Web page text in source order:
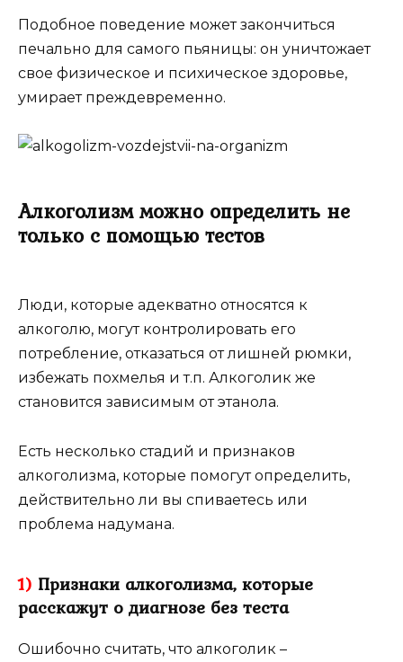
Подобное поведение может закончиться
печально для самого пьяницы: он уничтожает
свое физическое и психическое здоровье,
умирает преждевременно.
Алкоголизм можно определить не
только с помощью тестов
Люди, которые адекватно относятся к
алкоголю, могут контролировать его
потребление, отказаться от лишней рюмки,
избежать похмелья и т.п. Алкоголик же
становится зависимым от этанола.
Есть несколько стадий и признаков
алкоголизма, которые помогут определить,
действительно ли вы спиваетесь или
проблема надумана.
1) Признаки алкоголизма, которые
расскажут о диагнозе без теста
Ошибочно считать, что алкоголик –